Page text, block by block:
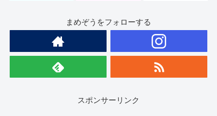
まめぞうをフォローする
スポンサーリンク